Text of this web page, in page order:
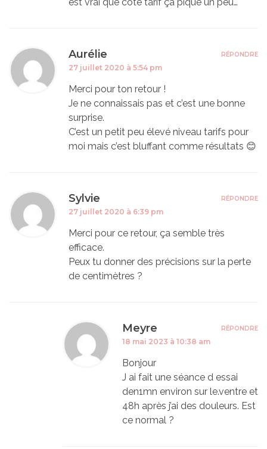
Aurélie
27 juillet 2020 à 5:54 pm
Merci pour ton retour !
Je ne connaissais pas et c’est une bonne
surprise.
C’est un petit peu élevé niveau tarifs pour
moi mais c’est bluffant comme résultats 😊
RÉPONDRE
Sylvie
27 juillet 2020 à 6:39 pm
Merci pour ce retour, ça semble très
efficace.
Peux tu donner des précisions sur la perte
de centimètres ?
RÉPONDRE
Meyre
18 mai 2023 à 10:38 am
Bonjour
J ai fait une séance d essai
den1mn environ sur le.ventre et
48h après j’ai des douleurs. Est
ce normal ?
RÉPONDRE